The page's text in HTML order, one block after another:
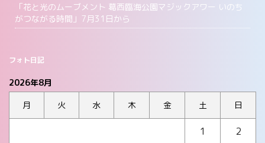
「花と光のムーブメント 葛西臨海公園マジックアワー いのち
がつながる時間」7月31日から
フォト日記
2026年8月
月
火 水 木 金 土 日
1
2